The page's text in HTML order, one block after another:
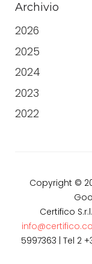
Archivio
2026
2025
2024
2023
2022
Copyright ©
Certifico
5997363 | Tel 2